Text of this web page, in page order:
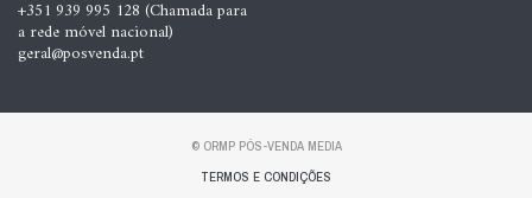
+351 939 995 128 (Chamada para
a rede móvel nacional)
geral@posvenda.pt
© ORMP PÓS-VENDA MEDIA
TERMOS E CONDIÇÕES